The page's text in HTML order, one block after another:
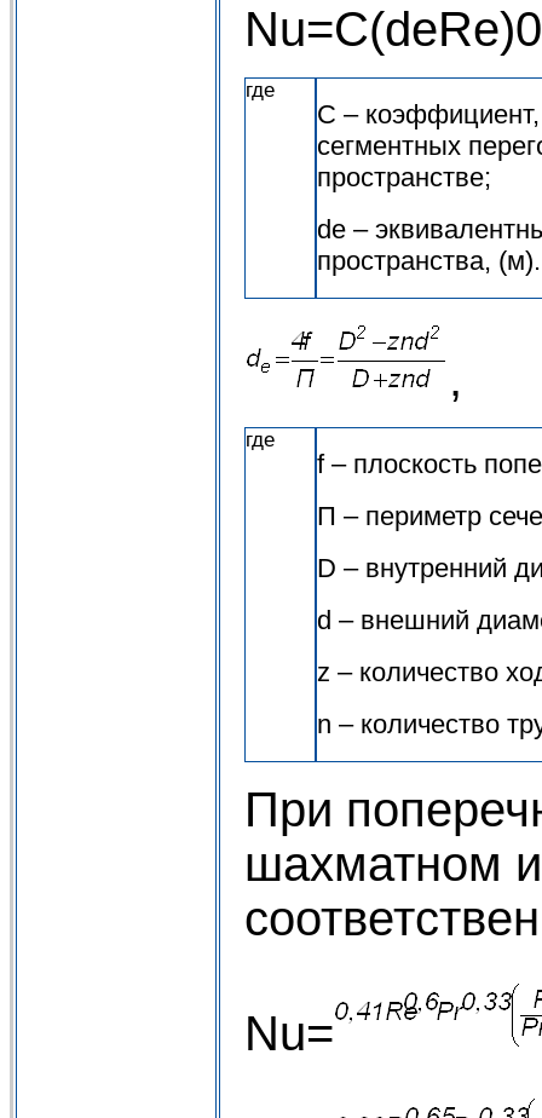
где
С – коэффициент,
сегментных
пространстве;
dе –
пространства, (м).
,
где
f – плоскость
П – периметр
D – внутренний
d – внешний
z – количество
n – количество
При
шахматном
Nu=